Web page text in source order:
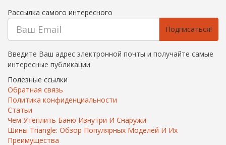
Рассылка самого интересного
Подписаться!
Введите Ваш адрес электронной почты и получайте самые
интересные публикации
Полезные ссылки
Обратная связь
Политика конфиденциальности
Статьи
Чем Утеплить Баню Изнутри И Снаружи
Шины Triangle: Обзор Популярных Моделей И Их
Преимущества